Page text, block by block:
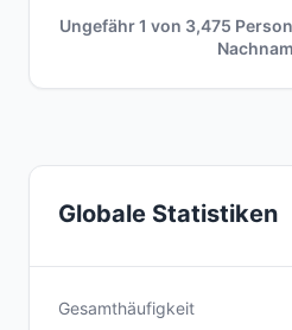
Ungefähr 1 von 3,475
Globale Statistiken
Gesamthäufigkeit